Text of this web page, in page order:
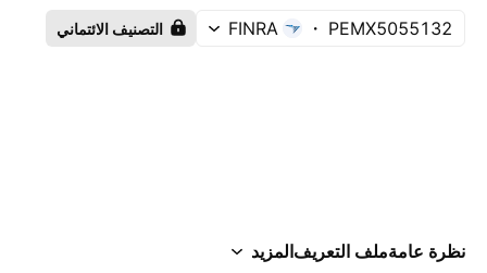
PEMX5055132
FINRA التصنيف الائتماني
نظرة عامةملف التعريفالمزيد